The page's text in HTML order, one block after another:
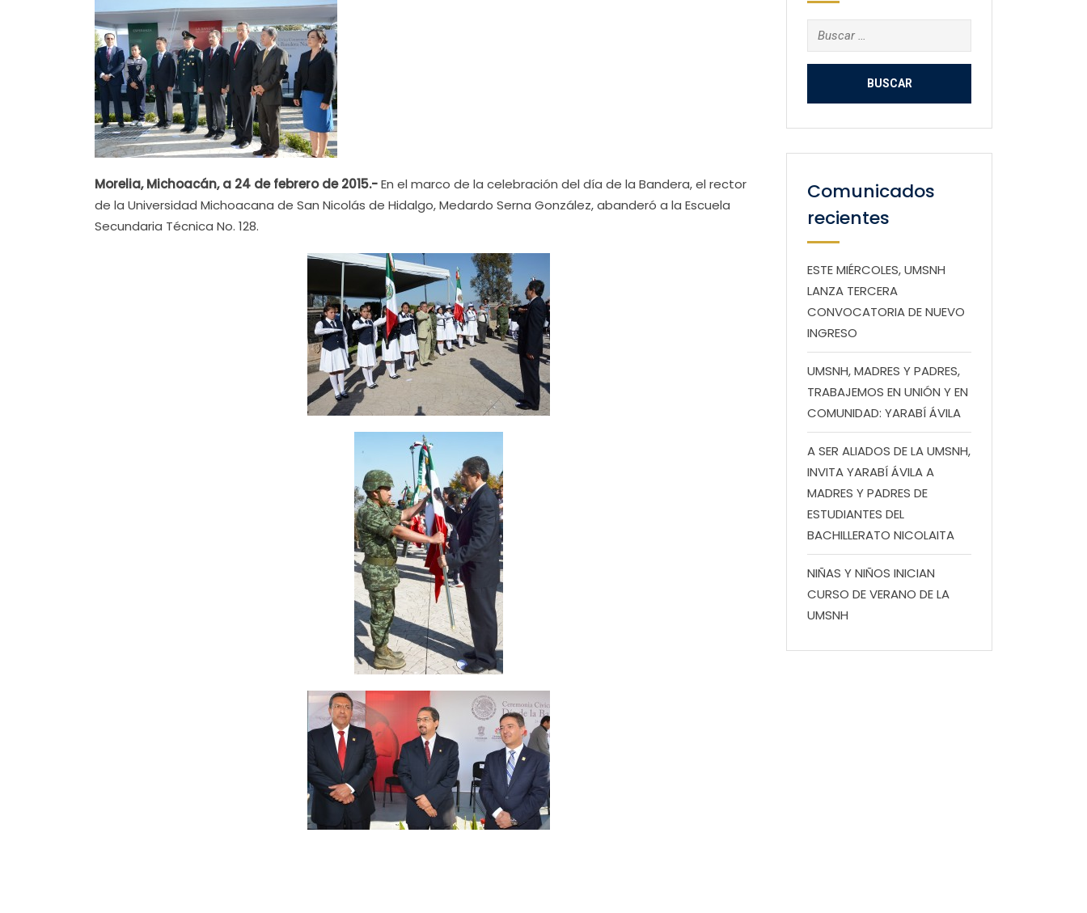
Morelia, Michoacán, a 24 de febrero de 2015.-En el marco de la celebración del día de la Bandera, el rector
de la Universidad Michoacana de San Nicolás de Hidalgo, Medardo Serna González, abanderó a la Escuela
Secundaria Técnica No. 128.
Buscar:
Comunicados
recientes
ESTE MIÉRCOLES, UMSNH
LANZA TERCERA
CONVOCATORIA DE NUEVO
INGRESO
UMSNH, MADRES Y PADRES,
TRABAJEMOS EN UNIÓN Y EN
COMUNIDAD: YARABÍ ÁVILA
A SER ALIADOS DE LA UMSNH,
INVITA YARABÍ ÁVILA A
MADRES Y PADRES DE
ESTUDIANTES DEL
BACHILLERATO NICOLAITA
NIÑAS Y NIÑOS INICIAN
CURSO DE VERANO DE LA
UMSNH